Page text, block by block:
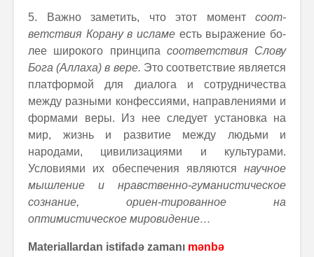
5. Важно заметить, что этот момент соот-
ветствия Корану в исламе есть выражение бо-
лее широкого принципа соответствия Слову
Бога (Аллаха) в вере. Это соответствие является
платформой для диалога и сотрудничества
между разными конфессиями, направлениями и
формами веры. Из нее следует установка на
мир, жизнь и развитие между людьми и
народами, цивилизациями и культурами.
Условиями их обеспечения являются научное
мышление и нравственно-гуманистическое
сознание, ориен-тированное на
оптимистическое мировидение…
Materiallardan istifadə zamanı mənbə